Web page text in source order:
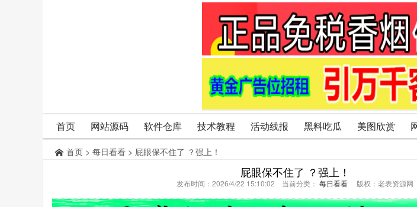
首页 网站源码 软件仓库 技术教程 活动线报 黑料吃瓜 美图欣赏
首页 > 每日看看 > 屁眼保不住了 ？强上！
屁眼保不住了 ？强上！
发布时间：2026/4/22 15:10:02 当前分类： 每日看看 版权：老表资源网